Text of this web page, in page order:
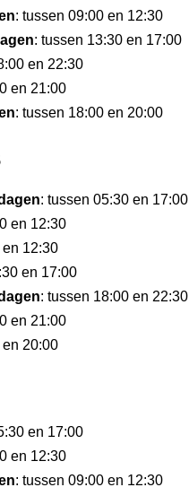
: tussen 09:00 en 12:30
: tussen 13:30 en 17:00
en 22:30
en 21:00
: tussen 18:00 en 20:00
: tussen 05:30 en 17:00
en 12:30
en 12:30
en 17:00
: tussen 18:00 en 22:30
en 21:00
en 20:00
en 17:00
en 12:30
: tussen 09:00 en 12:30